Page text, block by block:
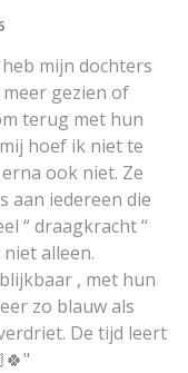
mijn dochters
gezien of
terug met hun
hoef ik niet te
ook niet. Ze
aan iedereen die
“ draagkracht “
alleen.
, met hun
zo blauw als
De tijd leert